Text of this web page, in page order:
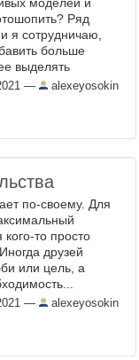
Ряд
я сотрудничаю,
больше
выделять
более
раньше я
— alexeyosokin
по-своему. Для
то просто
друзей
или цель, а
вам про коалицию
– ...
— alexeyosokin